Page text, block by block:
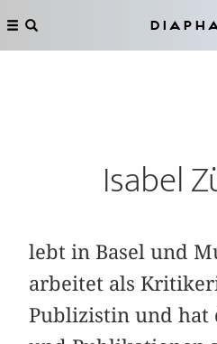
Isabel
lebt in Basel und
arbeitet als
Publizistin und hat